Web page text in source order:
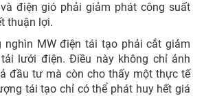
điện gió phải giảm phát công suất
thuận lợi.
nghìn MW điện tái tạo phải cắt giảm
lưới điện. Điều này không chỉ ảnh
đầu tư mà còn cho thấy một thực tế
tái tạo chỉ có thể phát huy hết giá